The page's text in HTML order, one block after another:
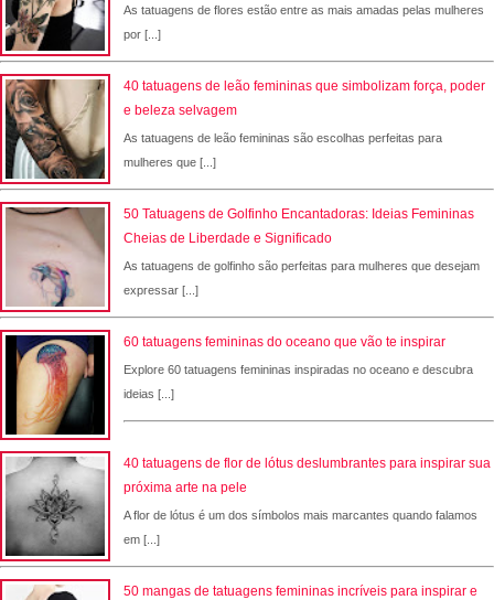
As tatuagens de flores estão entre as mais amadas pelas mulheres
por [...]
40 tatuagens de leão femininas que simbolizam força, poder
e beleza selvagem
As tatuagens de leão femininas são escolhas perfeitas para
mulheres que [...]
50 Tatuagens de Golfinho Encantadoras: Ideias Femininas
Cheias de Liberdade e Significado
As tatuagens de golfinho são perfeitas para mulheres que desejam
expressar [...]
60 tatuagens femininas do oceano que vão te inspirar
Explore 60 tatuagens femininas inspiradas no oceano e descubra
ideias [...]
40 tatuagens de flor de lótus deslumbrantes para inspirar sua
próxima arte na pele
A flor de lótus é um dos símbolos mais marcantes quando falamos
em [...]
50 mangas de tatuagens femininas incríveis para inspirar e